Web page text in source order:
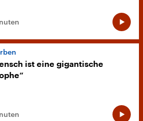
ist eine gigantische